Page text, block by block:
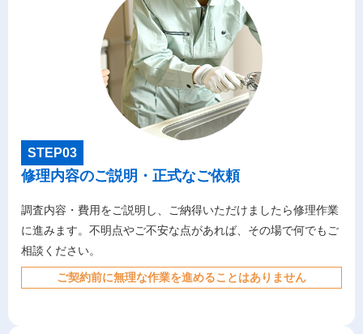
STEP03
修理内容のご説明・正式なご依頼
調査内容・費用をご説明し、ご納得いただけましたら修理作業
に進みます。不明点やご不安な点があれば、その場で何でもご
相談ください。
ご契約前に無理な作業を進めることはありません